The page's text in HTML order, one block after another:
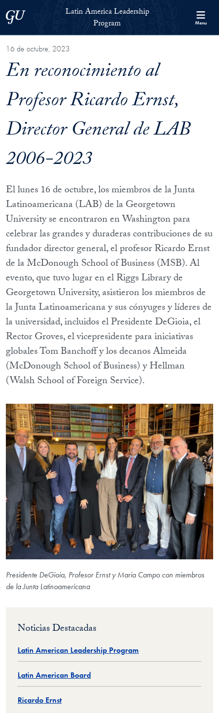
Skip to Latin America Leadership Program Full Site Menu
Georgetown UniversityLatin America Leadership
Program
Menu
16 de octubre, 2023
En reconocimiento al
Profesor Ricardo Ernst,
Director General de LAB
2006-2023
El lunes 16 de octubre, los miembros de la Junta
Latinoamericana (LAB) de la Georgetown
University se encontraron en Washington para
celebrar las grandes y duraderas contribuciones de su
fundador director general, el profesor Ricardo Ernst
de la McDonough School of Business (MSB). Al
evento, que tuvo lugar en el Riggs Library de
Georgetown University, asistieron los miembros de
la Junta Latinoamericana y sus cónyuges y líderes de
la universidad, incluidos el Presidente DeGioia, el
Rector Groves, el vicepresidente para iniciativas
globales Tom Banchoff y los decanos Almeida
(McDonough School of Business) y Hellman
(Walsh School of Foreign Service).
Presidente DeGioia, Profesor Ernst y Maria Campo con miembros
de la Junta Latinoamericana
Noticias Destacadas
Latin American Leadership Program
Latin American Board
Ricardo Ernst